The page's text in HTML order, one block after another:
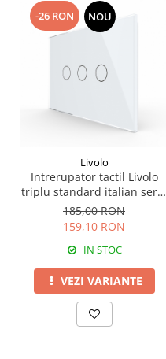
-26 RON NOU
Livolo
Intrerupator tactil Livolo
triplu standard italian serie
noua
185,00 RON
159,10 RON
IN STOC
VEZI VARIANTE